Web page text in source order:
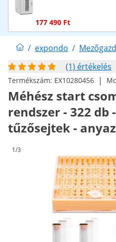
177 490 Ft
/ expondo /
(1) értékelés
Termékszám: EX10280456 |
Méhész start
rendszer - 322 db
tűzősejtek -
1/3